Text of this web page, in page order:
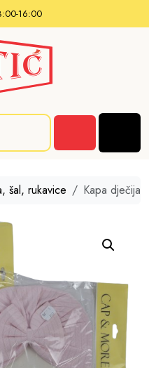
16:00
šal, rukavice Kapa dječija